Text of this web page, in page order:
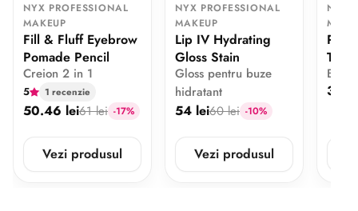
NYX PROFESSIONAL
MAKEUP
Fill & Fluff Eyebrow
Pomade Pencil
Creion 2 in 1
5 1 recenzie
50.46 lei61 lei -17%
Vezi produsul
NYX PROFESSIONAL
MAKEUP
Lip IV Hydrating
Gloss Stain
Gloss pentru buze
hidratant
54 lei60 lei -10%
Vezi produsul
NYX
37